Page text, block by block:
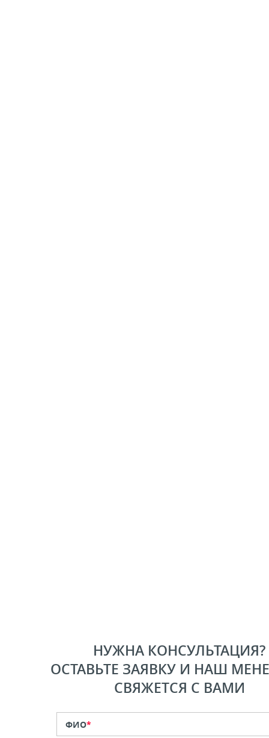
НУЖНА КОНСУЛЬТАЦИЯ?
ОСТАВЬТЕ ЗАЯВКУ И НАШ
СВЯЖЕТСЯ С ВАМИ
ФИО*